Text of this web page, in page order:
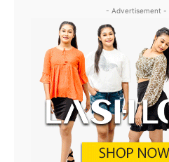
- Advertisement -